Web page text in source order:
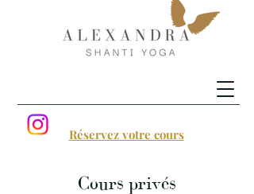
Réservez votre cours
Cours privés